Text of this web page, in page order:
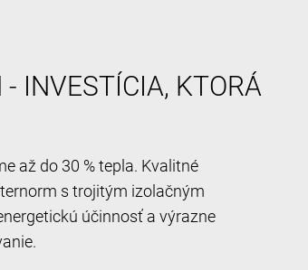
INVESTÍCIA, KTORÁ
až do 30 % tepla. Kvalitné
s trojitým izolačným
účinnosť a výrazne